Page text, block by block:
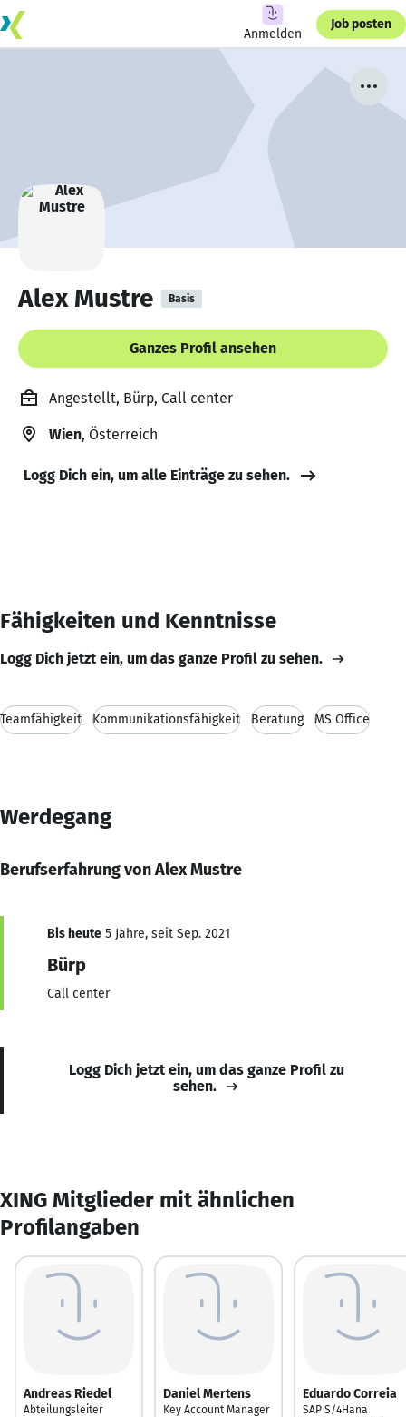
Anmelden
Job posten
Alex Mustre Basis
Ganzes Profil ansehen
Angestellt, Bürp, Call center
Wien, Österreich
Logg Dich ein, um alle Einträge zu sehen.
Fähigkeiten und Kenntnisse
Logg Dich jetzt ein, um das ganze Profil zu sehen.
Teamfähigkeit Kommunikationsfähigkeit Beratung MS Office
Werdegang
Berufserfahrung von Alex Mustre
Bis heute 5 Jahre, seit Sep. 2021
Bürp
Call center
Logg Dich jetzt ein, um das ganze Profil zu
sehen.
XING Mitglieder mit ähnlichen
Profilangaben
Andreas Riedel
Abteilungsleiter
Daniel Mertens
Key Account Manager
Eduardo Correia
SAP S/4Hana